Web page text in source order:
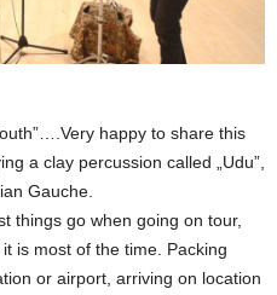
happy to share this
a clay percussion called „Udu”,
Gauche.
things go when going on tour,
is most of the time. Packing
or airport, arriving on location